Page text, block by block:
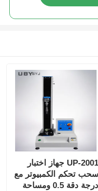
UP-2001 جهاز اختبار
سحب تحكم الكمبيوتر مع
درجة دقة 0.5 ومساحة